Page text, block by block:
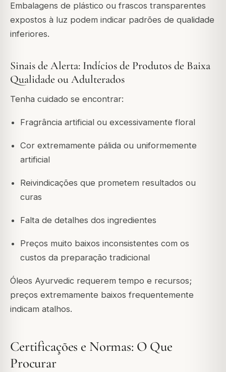
Embalagens de plástico ou frascos transparentes
expostos à luz podem indicar padrões de qualidade
inferiores.
Sinais de Alerta: Indícios de Produtos de Baixa
Qualidade ou Adulterados
Tenha cuidado se encontrar:
Fragrância artificial ou excessivamente floral
Cor extremamente pálida ou uniformemente
artificial
Reivindicações que prometem resultados ou
curas
Falta de detalhes dos ingredientes
Preços muito baixos inconsistentes com os
custos da preparação tradicional
Óleos Ayurvedic requerem tempo e recursos;
preços extremamente baixos frequentemente
indicam atalhos.
Certificações e Normas: O Que
Procurar